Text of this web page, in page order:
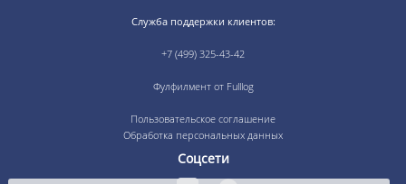
Служба поддержки клиентов:
+7 (499) 325-43-42
Фулфилмент от Fulllog
Пользовательское соглашение
Обработка персональных данных
Соцсети